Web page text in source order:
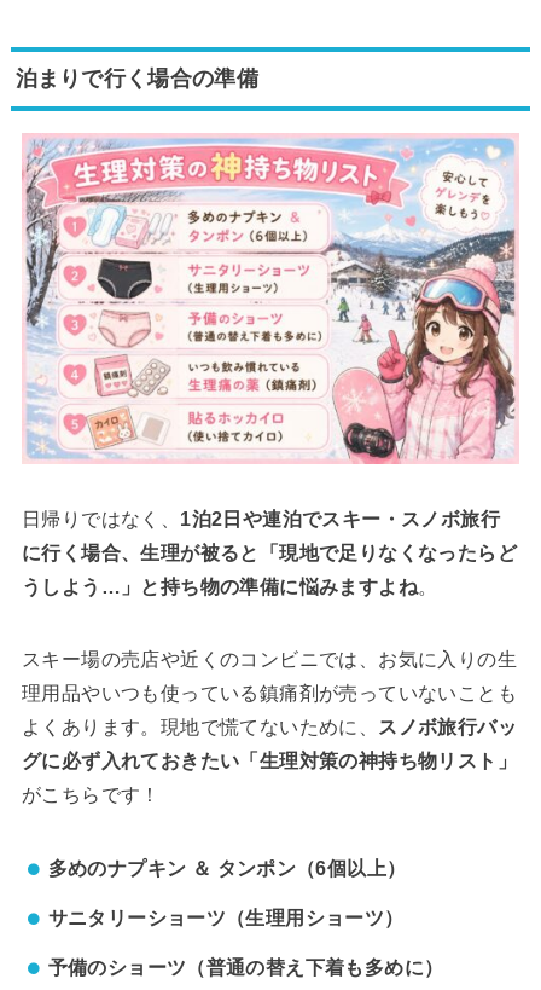
泊まりで行く場合の準備
日帰りではなく、 1泊2日や連泊でスキー・スノボ旅行
に行く場合、生理が被ると「現地で足りなくなったらど
うしよう…」と持ち物の準備に悩みますよね。
スキー場の売店や近くのコンビニでは、お気に入りの生
理用品やいつも使っている鎮痛剤が売っていないことも
よくあります。現地で慌てないために、
スノボ旅行バッ
グに必ず入れておきたい「生理対策の神持ち物リスト」
がこちらです！
多めのナプキン ＆ タンポン（6個以上）
サニタリーショーツ（生理用ショーツ）
予備のショーツ（普通の替え下着も多めに）